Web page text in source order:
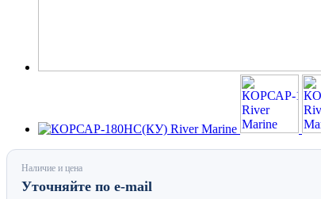
Наличие и цена
Уточняйте по e-mail